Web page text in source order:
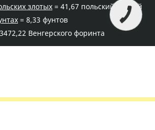
злотых = 41,67 польский злотый
= 8,33 фунтов
Венгерского форинта